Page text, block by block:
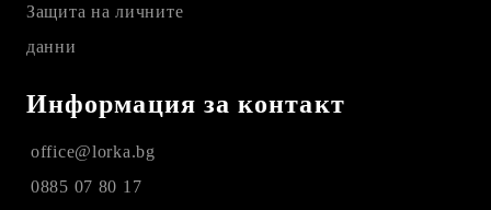
Защита на личните
данни
Информация за контакт
office@lorka.bg
0885 07 80 17